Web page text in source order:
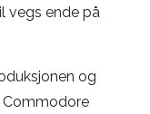
vegs ende på
og
Commodore